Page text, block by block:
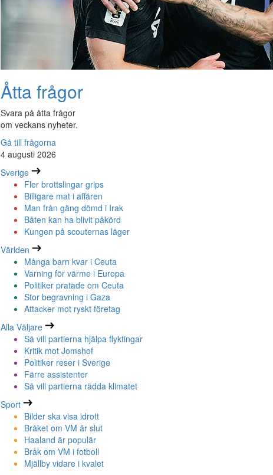
Åtta frågor
Svara på åtta frågor
om veckans nyheter.
Gå till frågorna
4 augusti 2026
Sverige
Fler brottslingar grips
Billigare mat i affären
Man från gäng dömd i Irak
Båten kan ha blivit påkörd
Kungen på scouternas läger
Världen
Många barn kvar i Ceuta
Varning för värme i Europa
Politiker pratade om Ceuta
Stor begravning i Gaza
Attacker mot ryskt företag
Alla Väljare
Så vill partierna hjälpa flyktingar
Kritik mot Jomshof
Politiker reser i Sverige
Färre assistenter
Så vill partierna rädda klimatet
Sport
Bilder ska visa idrott
Bråket om VM är slut
Haaland är populär
Bråk om VM i fotboll
Mjällby vidare i kvalet